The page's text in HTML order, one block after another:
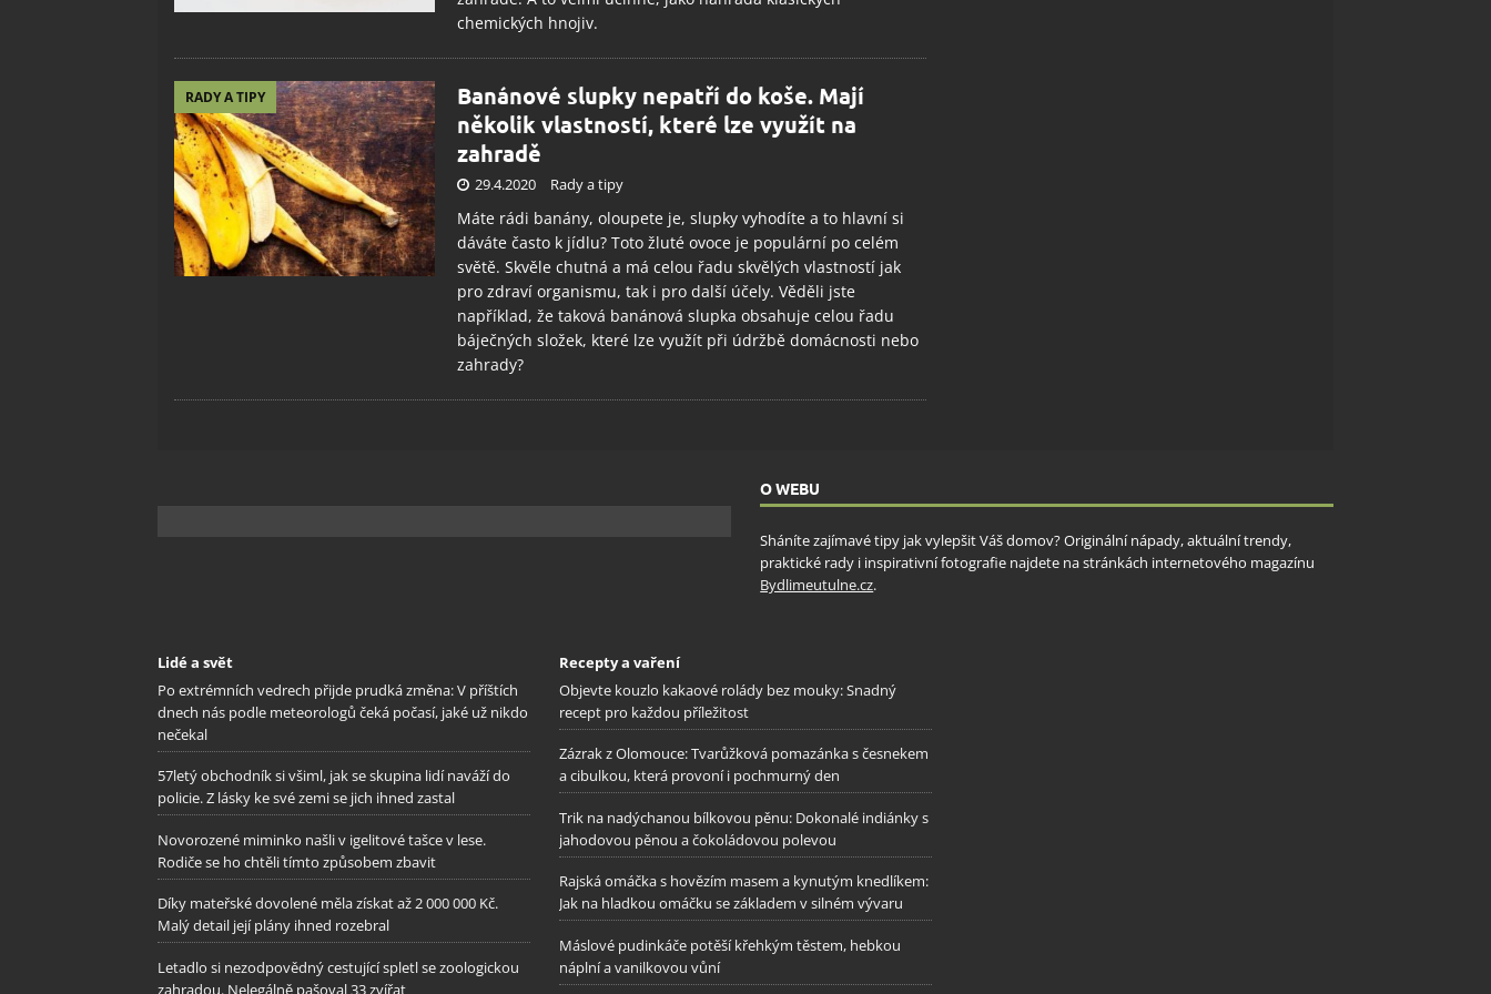
chemických hnojiv.
RADY A TIPY
Banánové slupky nepatří do koše. Mají
několik vlastností, které lze využít na
zahradě
29.4.2020 Rady a tipy
Máte rádi banány, oloupete je, slupky vyhodíte a to hlavní si
dáváte často k jídlu? Toto žluté ovoce je populární po celém
světě. Skvěle chutná a má celou řadu skvělých vlastností jak
pro zdraví organismu, tak i pro další účely. Věděli jste
například, že taková banánová slupka obsahuje celou řadu
báječných složek, které lze využít při údržbě domácnosti nebo
zahrady?
O WEBU
Sháníte zajímavé tipy jak vylepšit Váš domov? Originální nápady, aktuální trendy,
praktické rady i inspirativní fotografie najdete na stránkách internetového magazínu
Bydlimeutulne.cz.
Lidé a svět
Po extrémních vedrech přijde prudká změna: V příštích
dnech nás podle meteorologů čeká počasí, jaké už nikdo
nečekal
57letý obchodník si všiml, jak se skupina lidí naváží do
policie. Z lásky ke své zemi se jich ihned zastal
Novorozené miminko našli v igelitové tašce v lese.
Rodiče se ho chtěli tímto způsobem zbavit
Díky mateřské dovolené měla získat až 2 000 000 Kč.
Malý detail její plány ihned rozebral
Letadlo si nezodpovědný cestující spletl se zoologickou
zahradou. Nelegálně pašoval 33 zvířat
Recepty a vaření
Objevte kouzlo kakaové rolády bez mouky: Snadný
recept pro každou příležitost
Zázrak z Olomouce: Tvarůžková pomazánka s česnekem
a cibulkou, která provoní i pochmurný den
Trik na nadýchanou bílkovou pěnu: Dokonalé indiánky s
jahodovou pěnou a čokoládovou polevou
Rajská omáčka s hovězím masem a kynutým knedlíkem:
Jak na hladkou omáčku se základem v silném vývaru
Máslové pudinkáče potěší křehkým těstem, hebkou
náplní a vanilkovou vůní